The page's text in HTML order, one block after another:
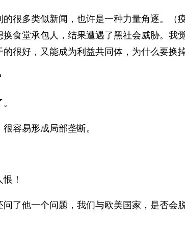
的很多类似新闻，也许是一种力量角逐。（
食堂承包人，结果遭遇了黑社会威胁。我
很好，又能成为利益共同体，为什么要换
容易形成局部垄断。
！
了他一个问题，我们与欧美国家，是否会